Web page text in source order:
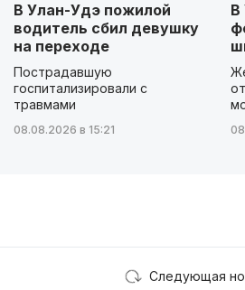
В Улан-Удэ пожилой
водитель сбил девушку
на переходе
Пострадавшую
госпитализировали с
травмами
08.08.2026 в 15:21
В
Следующая